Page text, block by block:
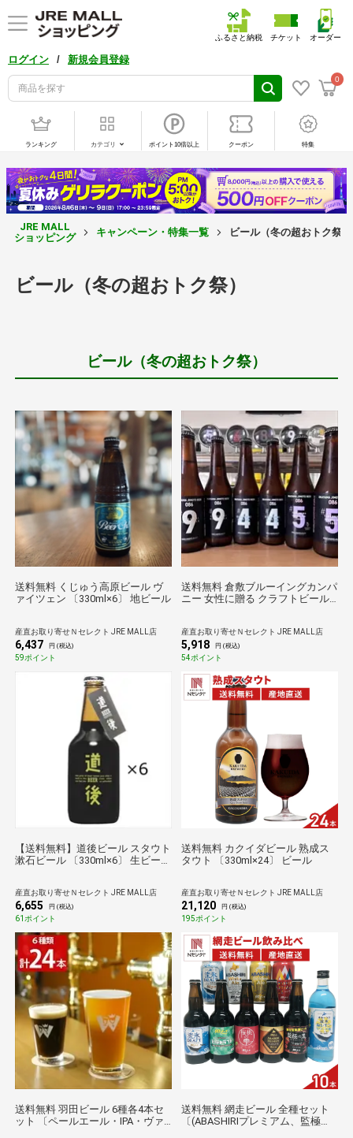
ログイン / 新規会員登録
0
ふるさと納税 チケット オーダー
ランキング カテゴリ ポイント10倍以上 クーポン 特集
JRE MALL
ショッピング
キャンペーン・特集一覧 ビール（冬の超おトク祭）
ビール（冬の超おトク祭）
ビール（冬の超おトク祭）
送料無料 くじゅう高原ビール ヴ
ァイツェン 〔330ml×6〕 地ビール
産直お取り寄せＮセレクト JRE MALL店
6,437 円 (税込)
59ポイント
送料無料 倉敷ブルーイングカンパ
ニー 女性に贈る クラフトビール 3
道・沖縄県・離島 配送不可】
産直お取り寄せＮセレクト JRE MALL店
5,918 円 (税込)
54ポイント
【送料無料】道後ビール スタウト
漱石ビール 〔330ml×6〕 生ビール
産直お取り寄せＮセレクト JRE MALL店
6,655 円 (税込)
61ポイント
送料無料 カクイダビール 熟成ス
タウト 〔330ml×24〕 ビール
産直お取り寄せＮセレクト JRE MALL店
21,120 円 (税込)
195ポイント
送料無料 羽田ビール 6種各4本セ
ット 〔ペールエール・IPA・ヴァ
送料無料 網走ビール 全種セット
〔(ABASHIRIプレミアム、監極の